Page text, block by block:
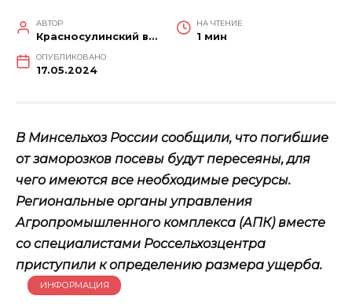
АВТОР
Красносулинский вестник
НА ЧТЕНИЕ
1 мин
ОПУБЛИКОВАНО
17.05.2024
В Минсельхоз России сообщили, что погибшие
от заморозков посевы будут пересеяны, для
чего имеются все необходимые ресурсы.
Региональные органы управления
Агропромышленного комплекса (АПК) вместе
со специалистами Россельхозцентра
приступили к определению размера ущерба.
ИНФОРМАЦИЯ